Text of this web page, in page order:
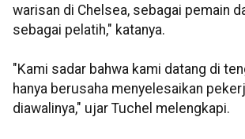
warisan di Chelsea, sebagai pemain
sebagai pelatih," katanya.
"Kami sadar bahwa kami datang di
hanya berusaha menyelesaikan
diawalinya," ujar Tuchel melengkapi.